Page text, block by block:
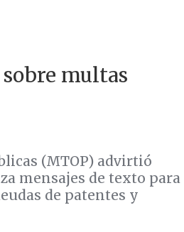
multas
(MTOP) advirtió
mensajes de texto para
de patentes y